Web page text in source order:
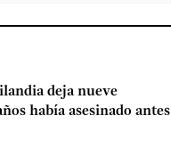
deja nueve
había asesinado antes